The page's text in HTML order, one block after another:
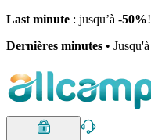
Last minute : jusqu’à -50%!
Dernières minutes • Jusqu'à